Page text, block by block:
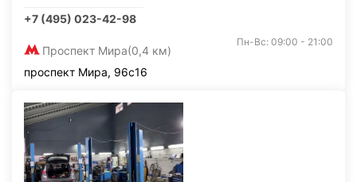
+7 (495) 023-42-98
Проспект Мира(0,4 км)
Пн-Вс: 09:00 - 21:00
проспект Мира, 96с16